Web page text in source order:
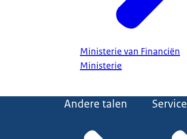
Ministerie van Financiën
Ministerie
Andere talen Service